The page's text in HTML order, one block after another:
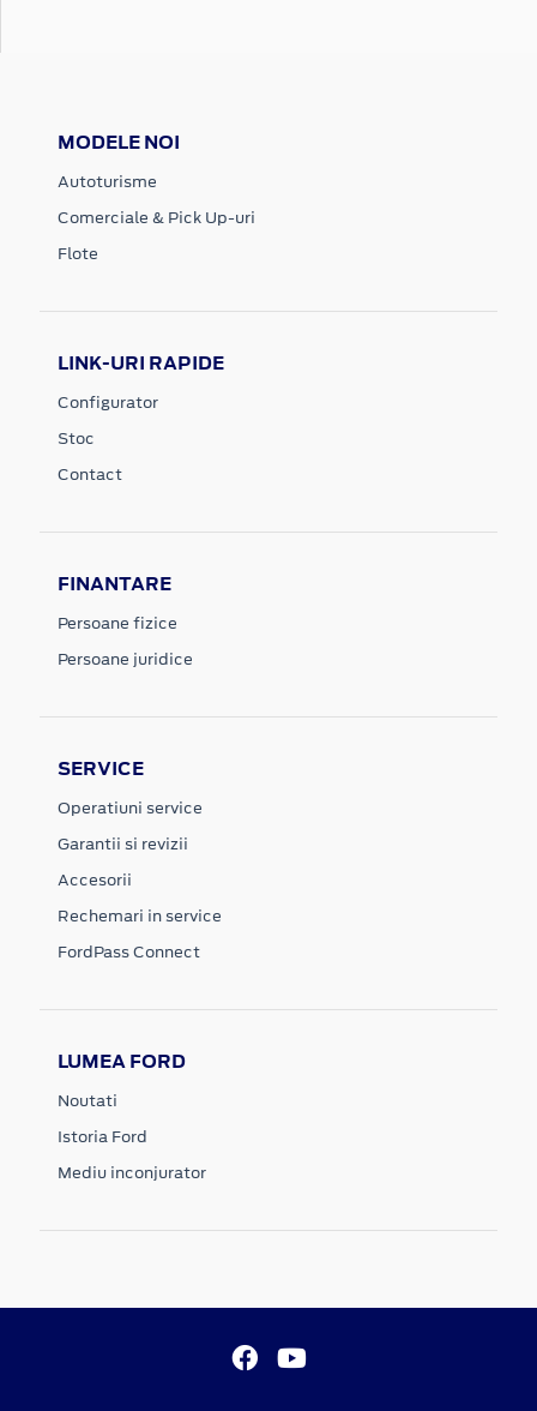
MODELE NOI
Autoturisme
Comerciale & Pick Up-uri
Flote
LINK-URI RAPIDE
Configurator
Stoc
Contact
FINANTARE
Persoane fizice
Persoane juridice
SERVICE
Operatiuni service
Garantii si revizii
Accesorii
Rechemari in service
FordPass Connect
LUMEA FORD
Noutati
Istoria Ford
Mediu inconjurator